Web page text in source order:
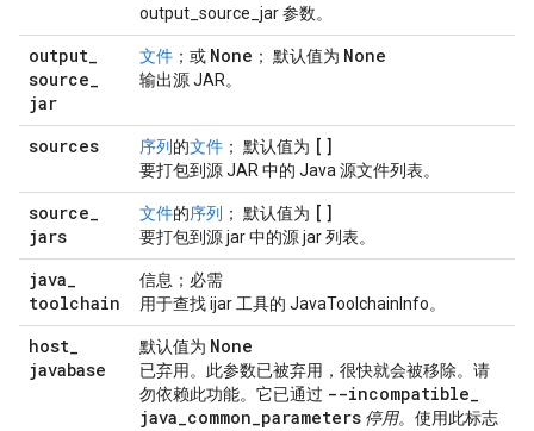
output_source_jar 参数。
output_
source_
jar
文件 ；或 None ； 默认值为 None
输出源 JAR。
sources 序列 的文件 ； 默认值为 []
要打包到源 JAR 中的 Java 源文件列表。
source_
jars
文件的序列 ； 默认值为 []
要打包到源 jar 中的源 jar 列表。
java_
toolchain
信息；必需
用于查找 ijar 工具的 JavaToolchainInfo。
host_
javabase
默认值为 None
已弃用 。此参数已被弃用，很快就会被移除。请
勿依赖此功能。它已通过 --incompatible_
java_common_parameters 停用。使用此标志